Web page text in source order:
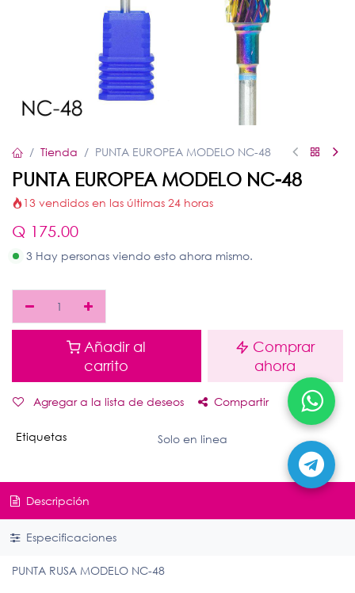
Tienda PUNTA EUROPEA MODELO NC-48
PUNTA EUROPEA MODELO NC-48
13 vendidos en las últimas 24 horas
Q 175.00
3 Hay personas viendo esto ahora mismo.
Añadir al
carrito
Comprar
ahora
Agregar a la lista de deseos Compartir
Etiquetas Solo en linea
Descripción
Especificaciones
PUNTA RUSA MODELO NC-48